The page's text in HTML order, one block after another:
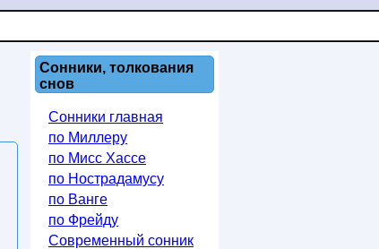
Сонники, толкования
снов
Сонники главная
по Миллеру
по Мисс Хассе
по Нострадамусу
по Ванге
по Фрейду
Современный сонник